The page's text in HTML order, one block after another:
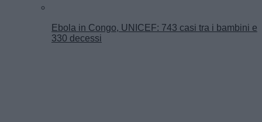
Ebola in Congo, UNICEF: 743 casi tra i bambini e
330 decessi